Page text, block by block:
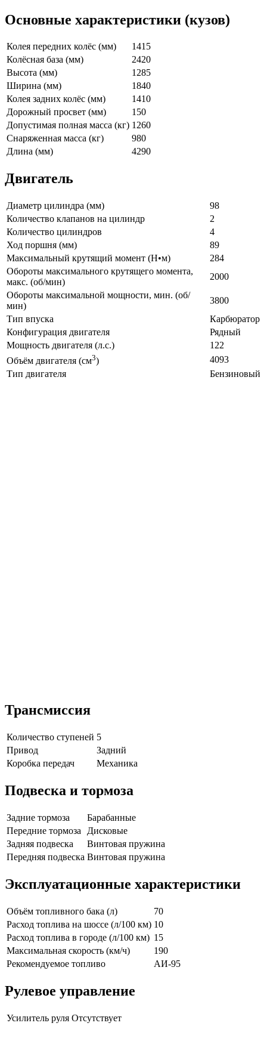
Основные характеристики (кузов)
Колея передних колёс (мм)
1415
Колёсная база (мм)
2420
Высота (мм)
1285
Ширина (мм)
1840
Колея задних колёс (мм)
1410
Дорожный просвет (мм)
150
Допустимая полная масса (кг) 1260
Снаряженная масса (кг)
980
Длина (мм)
4290
Двигатель
Диаметр цилиндра (мм)
98
Количество клапанов на цилиндр
2
Количество цилиндров
4
Ход поршня (мм)
89
Максимальный крутящий момент (Н•м)
284
Обороты максимального крутящего момента,
макс. (об/мин)
2000
Обороты максимальной мощности, мин. (об/
мин)
3800
Тип впуска
Карбюратор
Конфигурация двигателя
Рядный
Мощность двигателя (л.с.)
122
Объём двигателя (см3)
4093
Тип двигателя
Бензиновый
Трансмиссия
Количество ступеней 5
Привод
Задний
Коробка передач
Механика
Подвеска и тормоза
Задние тормоза
Барабанные
Передние тормоза
Дисковые
Задняя подвеска
Винтовая пружина
Передняя подвеска Винтовая пружина
Эксплуатационные характеристики
Объём топливного бака (л)
70
Расход топлива на шоссе (л/100 км) 10
Расход топлива в городе (л/100 км) 15
Максимальная скорость (км/ч)
190
Рекомендуемое топливо
АИ-95
Рулевое управление
Усилитель руля Отсутствует